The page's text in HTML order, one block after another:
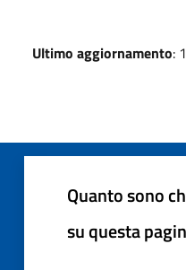
Ultimo aggiornamento:
Quanto sono
su questa